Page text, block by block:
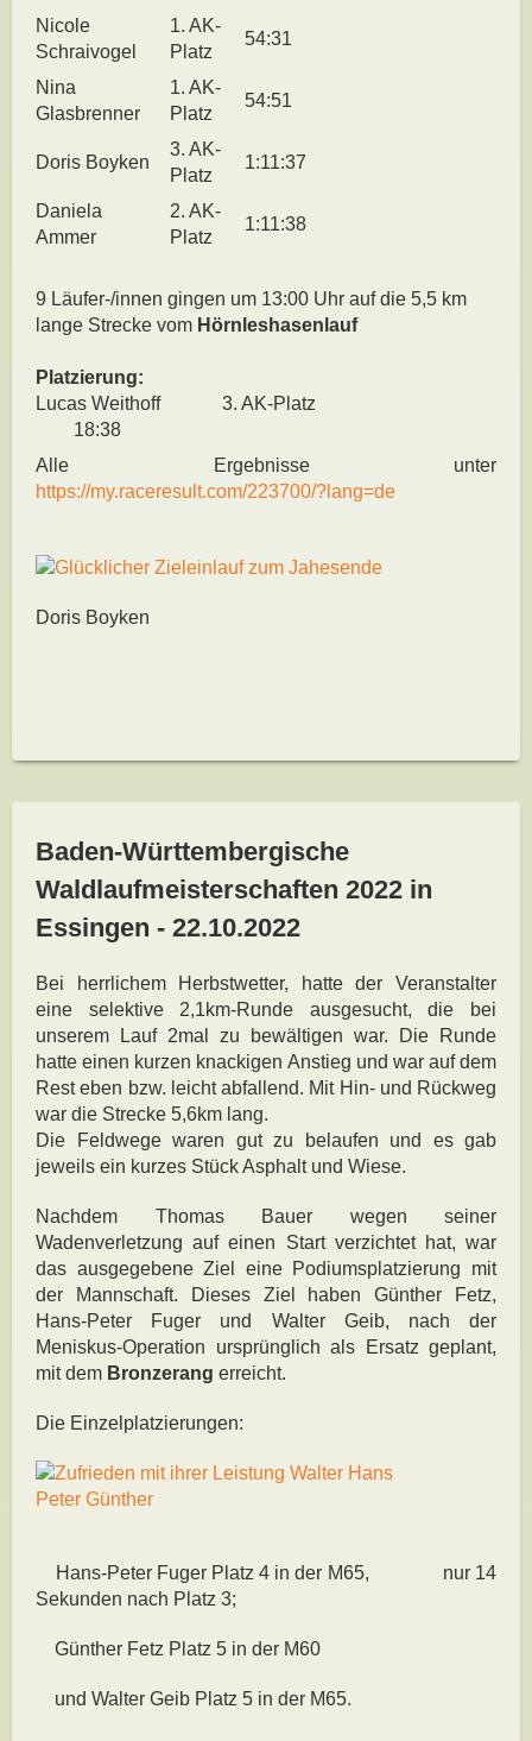
Nicole
Schraivogel
1. AK-
Platz
54:31
Nina
Glasbrenner
1. AK-
Platz
54:51
Doris Boyken
3. AK-
Platz
1:11:37
Daniela
Ammer
2. AK-
Platz
1:11:38
9 Läufer-/innen gingen um 13:00 Uhr auf die 5,5 km
lange Strecke vom Hörnleshasenlauf
Platzierung:
Lucas Weithoff 3. AK-Platz
18:38
Alle Ergebnisse unter
https://my.raceresult.com/223700/?lang=de
Doris Boyken
Baden-Württembergische
Waldlaufmeisterschaften 2022 in
Essingen - 22.10.2022
Bei herrlichem Herbstwetter, hatte der Veranstalter
eine selektive 2,1km-Runde ausgesucht, die bei
unserem Lauf 2mal zu bewältigen war. Die Runde
hatte einen kurzen knackigen Anstieg und war auf dem
Rest eben bzw. leicht abfallend. Mit Hin- und Rückweg
war die Strecke 5,6km lang.
Die Feldwege waren gut zu belaufen und es gab
jeweils ein kurzes Stück Asphalt und Wiese.
Nachdem Thomas Bauer wegen seiner
Wadenverletzung auf einen Start verzichtet hat, war
das ausgegebene Ziel eine Podiumsplatzierung mit
der Mannschaft. Dieses Ziel haben Günther Fetz,
Hans-Peter Fuger und Walter Geib, nach der
Meniskus-Operation ursprünglich als Ersatz geplant,
mit dem Bronzerang erreicht.
Die Einzelplatzierungen:
Hans-Peter Fuger Platz 4 in der M65, nur 14
Sekunden nach Platz 3;
Günther Fetz Platz 5 in der M60
und Walter Geib Platz 5 in der M65.